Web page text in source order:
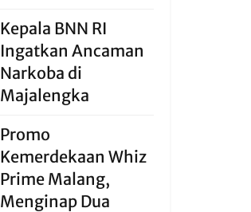
Kepala BNN RI
Ingatkan Ancaman
Narkoba di
Majalengka
Promo
Kemerdekaan Whiz
Prime Malang,
Menginap Dua